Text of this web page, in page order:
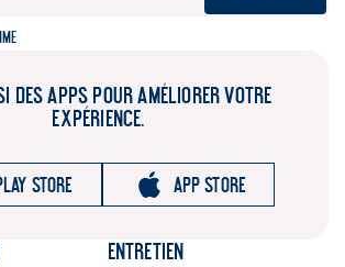
DES APPS POUR AMÉLIORER VOTRE
EXPÉRIENCE.
store App store
Entretien